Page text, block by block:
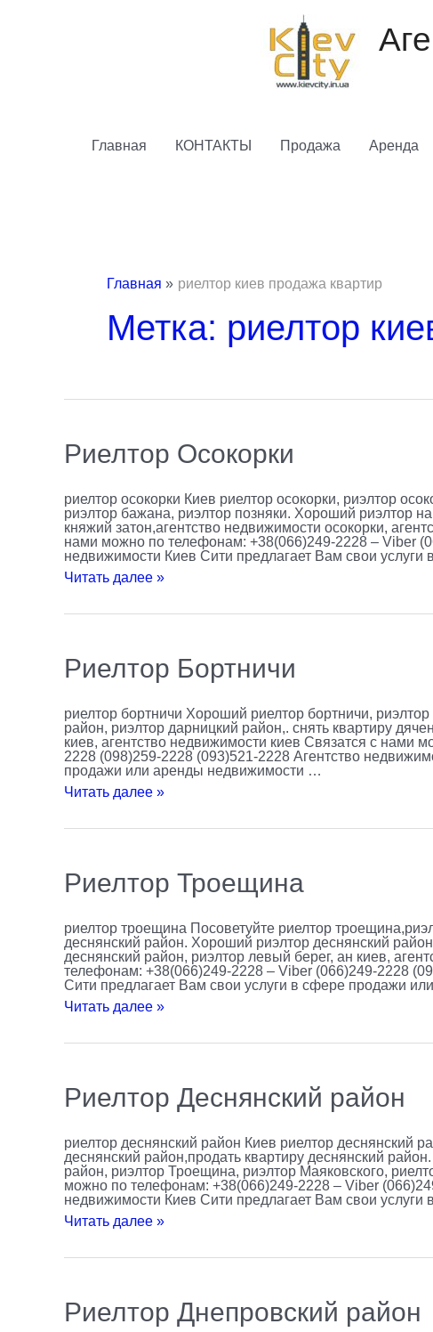
Главная КОНТАКТЫ Продажа Аренда
Главная риелтор киев продажа квартир
Метка: риелтор
Риелтор Осокорки
риелтор осокорки Киев риелтор осокорки, риэлтор
риэлтор бажана, риэлтор позняки. Хороший риэлтор
княжий затон,агентство недвижимости осокорки,
нами можно по телефонам: +38(066)249-2228 – Viber
недвижимости Киев Сити предлагает Вам свои
Риелтор
Осокорки
Читать далее »
Риелтор Бортничи
риелтор бортничи Хороший риелтор бортничи,
район, риэлтор дарницкий район,. снять квартиру
киев, агентство недвижимости киев Связатся с нами
2228 (098)259-2228 (093)521-2228 Агентство
продажи или аренды недвижимости …
Риелтор
Бортничи
Читать далее »
Риелтор Троещина
риелтор троещина Посоветуйте риелтор
деснянский район. Хороший риэлтор деснянский
деснянский район, риэлтор левый берег, ан киев,
телефонам: +38(066)249-2228 – Viber (066)249-2228
Сити предлагает Вам свои услуги в сфере продажи
Риелтор
Троещина
Читать далее »
Риелтор Деснянский район
риелтор деснянский район Киев риелтор деснянский
деснянский район,продать квартиру деснянский
район, риэлтор Троещина, риэлтор Маяковского,
можно по телефонам: +38(066)249-2228 – Viber
недвижимости Киев Сити предлагает Вам свои
Риелтор
Деснянский
Читать далее »
Риелтор Днепровский район
Риелтор
Днепровский